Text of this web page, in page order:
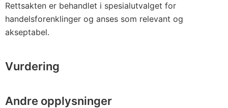
Rettsakten er behandlet i spesialutvalget for
handelsforenklinger og anses som relevant og
akseptabel.
Vurdering
Andre opplysninger